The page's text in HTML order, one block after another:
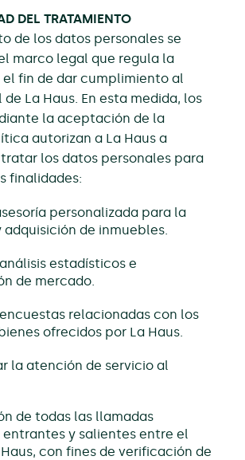
DEL TRATAMIENTO
de los datos personales se
marco legal que regula la
fin de dar cumplimiento al
La Haus. En esta medida, los
la aceptación de la
autorizan a La Haus a
los datos personales para
finalidades:
personalizada para la
adquisición de inmuebles.
estadísticos e
de mercado.
relacionadas con los
ofrecidos por La Haus.
la atención de servicio al
de todas las llamadas
y salientes entre el
con fines de verificación de